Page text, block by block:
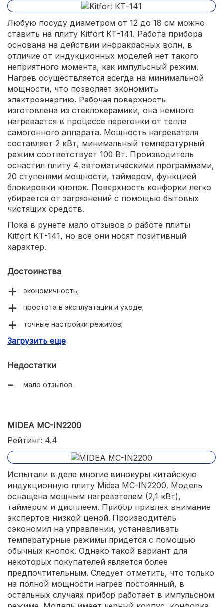
Любую посуду диаметром от 12 до 18 см можно
ставить на плиту Kitfort КТ-141. Работа прибора
основана на действии инфракрасных волн, в
отличие от индукционных моделей нет такого
неприятного момента, как импульсный режим.
Нагрев осуществляется всегда на минимальной
мощности, что позволяет экономить
электроэнергию. Рабочая поверхность
изготовлена из стеклокерамики, она немного
нагревается в процессе перегонки от тепла
самогонного аппарата. Мощность нагревателя
составляет 2 кВт, минимальный температурный
режим соответствует 100 Вт. Производитель
оснастил плиту 4 автоматическими программами,
20 ступенями мощности, таймером, функцией
блокировки кнопок. Поверхность конфорки легко
убирается от загрязнений с помощью бытовых
чистящих средств.
Пока в рунете мало отзывов о работе плиты
Kitfort КТ-141, но все они носят позитивный
характер.
Достоинства
экономичность;
простота в эксплуатации и уходе;
точные настройки режимов;
24-часовой таймер.
Загрузить еще
Недостатки
мало отзывов.
MIDEA MC-IN2200
Рейтинг: 4.4
Испытали в деле многие винокуры китайскую
индукционную плиту Midea MC-IN2200. Модель
оснащена мощным нагревателем (2,1 кВт),
таймером и дисплеем. Прибор привлек внимание
экспертов низкой ценой. Производитель
сэкономил на управлении, устанавливать
температурные режимы придется с помощью
обычных кнопок. Однако такой вариант для
некоторых покупателей является более
предпочтительным. Следует отметить, что только
на полной мощности нагрев постоянный, в
остальных случаях прибор работает в импульсном